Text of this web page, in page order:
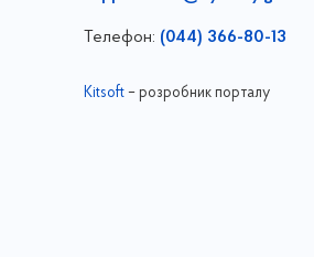
Телефон: (044) 366-80-13
Kitsoft– розробник порталу